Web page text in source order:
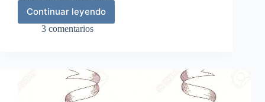
Continuar leyendo
Límites
y
tierra
3 comentarios